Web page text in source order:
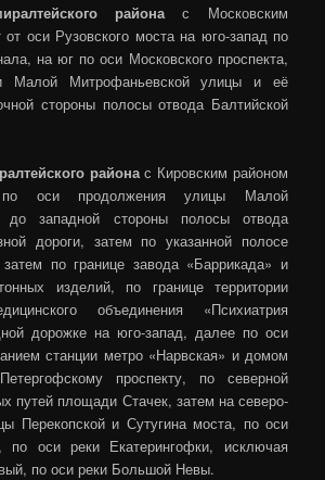
района с Московским
оси Рузовского моста на юго-запад по
на юг по оси Московского проспекта,
Малой Митрофаньевской улицы и её
стороны полосы отвода Балтийской
районас Кировским районом
оси продолжения улицы Малой
до западной стороны полосы отвода
дороги, затем по указанной полосе
по границе завода «Баррикада» и
изделий, по границе территории
объединения «Психиатрия
дорожке на юго-запад, далее по оси
станции метро «Нарвская» и домом
проспекту, по северной
путей площади Стачек, затем на северо-
Перекопской и Сутугина моста, по оси
по оси реки Екатерингофки, исключая
по оси реки Большой Невы.